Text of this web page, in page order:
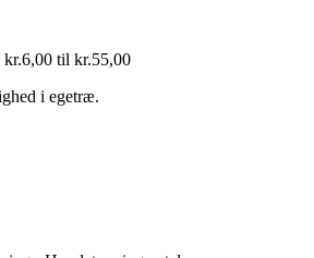
kr.6,00 til kr.55,00
i egetræ.